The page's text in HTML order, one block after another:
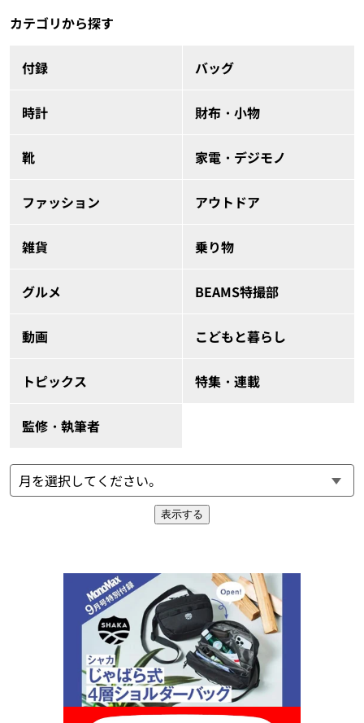
カテゴリから探す
付録 バッグ
時計 財布・小物
靴 家電・デジモノ
ファッション アウトドア
雑貨 乗り物
グルメ BEAMS特撮部
動画 こどもと暮らし
トピックス 特集・連載
監修・執筆者
表示する